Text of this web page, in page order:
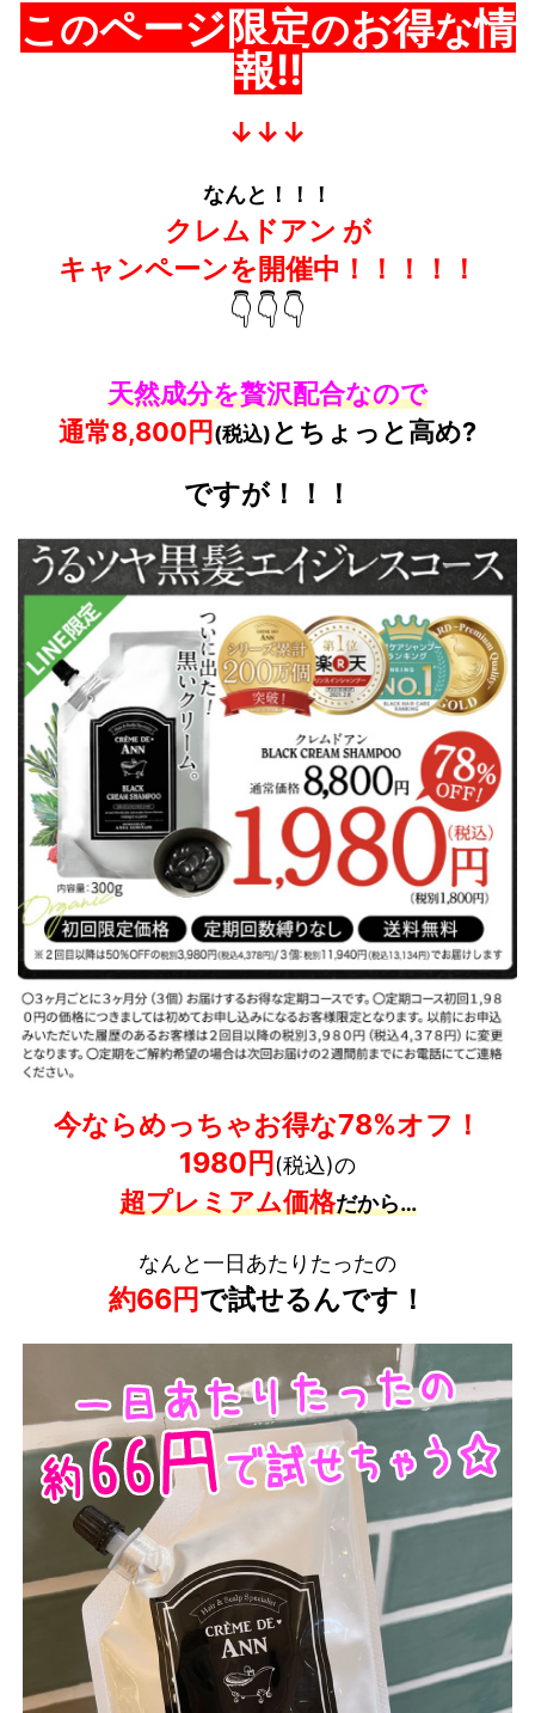
このページ限定のお得な情
報!!
↓↓↓
なんと！！！
クレムドアン が
キャンペーンを開催中！！！！！
👇👇👇
天然成分を贅沢配合なので
通常8,800円(税込)とちょっと高め?
ですが！！！
今ならめっちゃお得な78%オフ！
1980円(税込)の
超プレミアム価格だから…
なんと一日あたりたったの
約66円で試せるんです！